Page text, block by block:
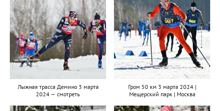
Лыжная трасса Демино 3 марта
2024 — смотреть
Гром 50 км 3 марта 2024 |
Мещерский парк | Москва